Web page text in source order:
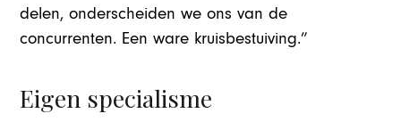
delen, onderscheiden we ons van de
concurrenten. Een ware kruisbestuiving.”
Eigen specialisme